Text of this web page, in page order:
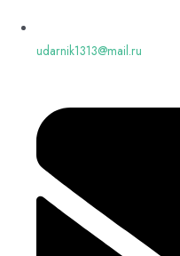
udarnik1313@mail.ru